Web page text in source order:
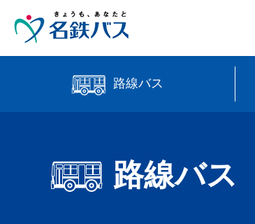
路線バス
時刻・運賃検索
路線バス